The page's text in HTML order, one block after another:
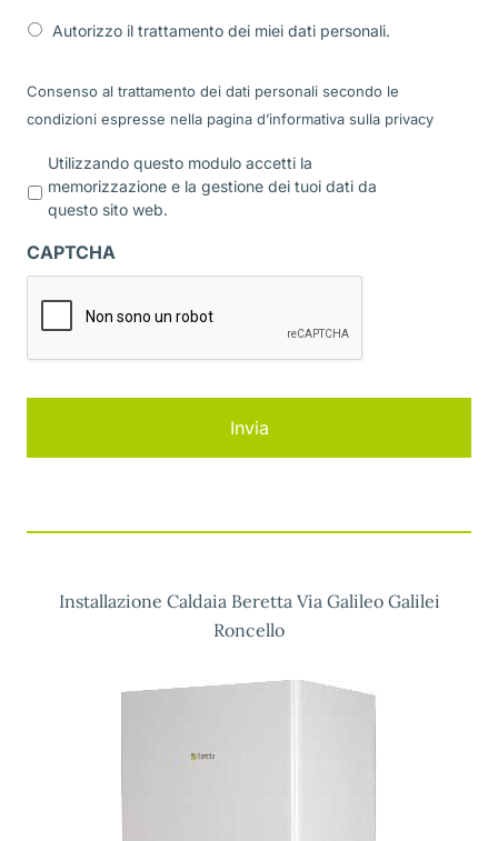
Autorizzo il trattamento dei miei dati personali.
Consenso al trattamento dei dati personali secondo le
condizioni espresse nella pagina d’informativa sulla privacy
r
i
a
c
Utilizzando questo modulo accetti la
memorizzazione e la gestione dei tuoi dati da
questo sito web.
CAPTCHA
Installazione Caldaia Beretta Via Galileo Galilei
Roncello